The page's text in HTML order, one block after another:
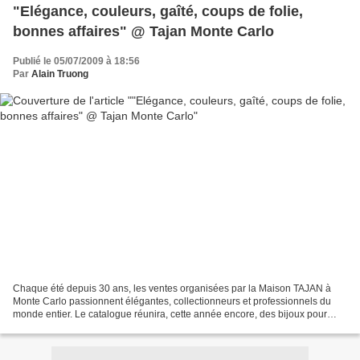
"Elégance, couleurs, gaîté, coups de folie,
bonnes affaires" @ Tajan Monte Carlo
Publié le 05/07/2009 à 18:56
Par Alain Truong
Chaque été depuis 30 ans, les ventes organisées par la Maison TAJAN à
Monte Carlo passionnent élégantes, collectionneurs et professionnels du
monde entier. Le catalogue réunira, cette année encore, des bijoux pour